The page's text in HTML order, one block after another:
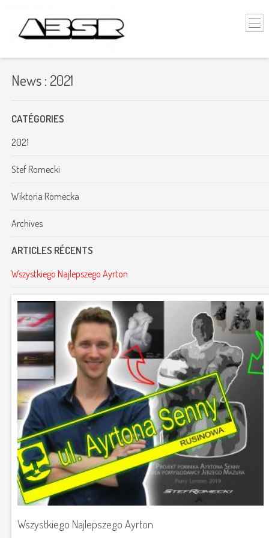
News : 2021
CATÉGORIES
2021
Stef Romecki
Wiktoria Romecka
Archives
ARTICLES RÉCENTS
Wszystkiego Najlepszego Ayrton
Wszystkiego Najlepszego Ayrton